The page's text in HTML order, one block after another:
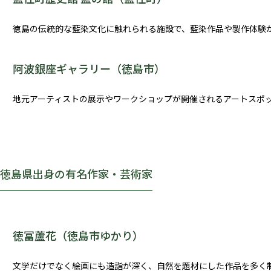
徳島の伝統的な藍染文化に触れられる施設で、藍染作品や製作体験
阿波銀座ギャラリー（徳島市）
地元アーティストの展示やワークショップが開催されるアートスポッ
徳島県出身の有名作家・芸術家
徳冨蘆花（徳島市ゆかり）
文学だけでなく絵画にも造詣が深く、自然を題材にした作品を多く